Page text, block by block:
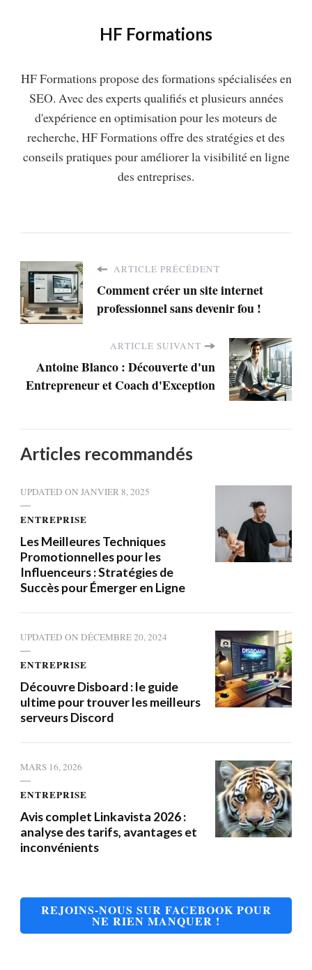
HF Formations
HF Formations propose des formations spécialisées en
SEO. Avec des experts qualifiés et plusieurs années
d'expérience en optimisation pour les moteurs de
recherche, HF Formations offre des stratégies et des
conseils pratiques pour améliorer la visibilité en ligne
des entreprises.
ARTICLE PRÉCÉDENT
Comment créer un site internet
professionnel sans devenir fou !
ARTICLE SUIVANT
Antoine Blanco : Découverte d'un
Entrepreneur et Coach d'Exception
Articles recommandés
UPDATED ON JANVIER 8, 2025
ENTREPRISE
Les Meilleures Techniques
Promotionnelles pour les
Influenceurs : Stratégies de
Succès pour Émerger en Ligne
UPDATED ON DÉCEMBRE 20, 2024
ENTREPRISE
Découvre Disboard : le guide
ultime pour trouver les meilleurs
serveurs Discord
MARS 16, 2026
ENTREPRISE
Avis complet Linkavista 2026 :
analyse des tarifs, avantages et
inconvénients
REJOINS-NOUS SUR FACEBOOK POUR
NE RIEN MANQUER !